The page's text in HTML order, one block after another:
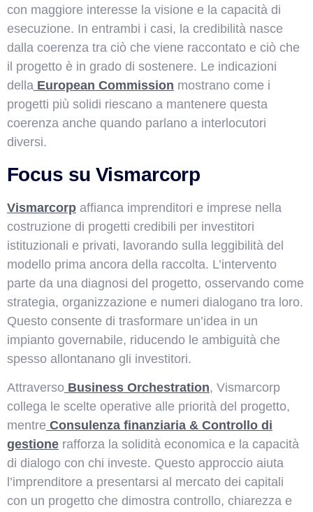
con maggiore interesse la visione e la capacità di
esecuzione. In entrambi i casi, la credibilità nasce
dalla coerenza tra ciò che viene raccontato e ciò che
il progetto è in grado di sostenere. Le indicazioni
della European Commission mostrano come i
progetti più solidi riescano a mantenere questa
coerenza anche quando parlano a interlocutori
diversi.
Focus su Vismarcorp
Vismarcorp affianca imprenditori e imprese nella
costruzione di progetti credibili per investitori
istituzionali e privati, lavorando sulla leggibilità del
modello prima ancora della raccolta. L’intervento
parte da una diagnosi del progetto, osservando come
strategia, organizzazione e numeri dialogano tra loro.
Questo consente di trasformare un’idea in un
impianto governabile, riducendo le ambiguità che
spesso allontanano gli investitori.
Attraverso Business Orchestration, Vismarcorp
collega le scelte operative alle priorità del progetto,
mentre Consulenza finanziaria & Controllo di
gestione rafforza la solidità economica e la capacità
di dialogo con chi investe. Questo approccio aiuta
l’imprenditore a presentarsi al mercato dei capitali
con un progetto che dimostra controllo, chiarezza e